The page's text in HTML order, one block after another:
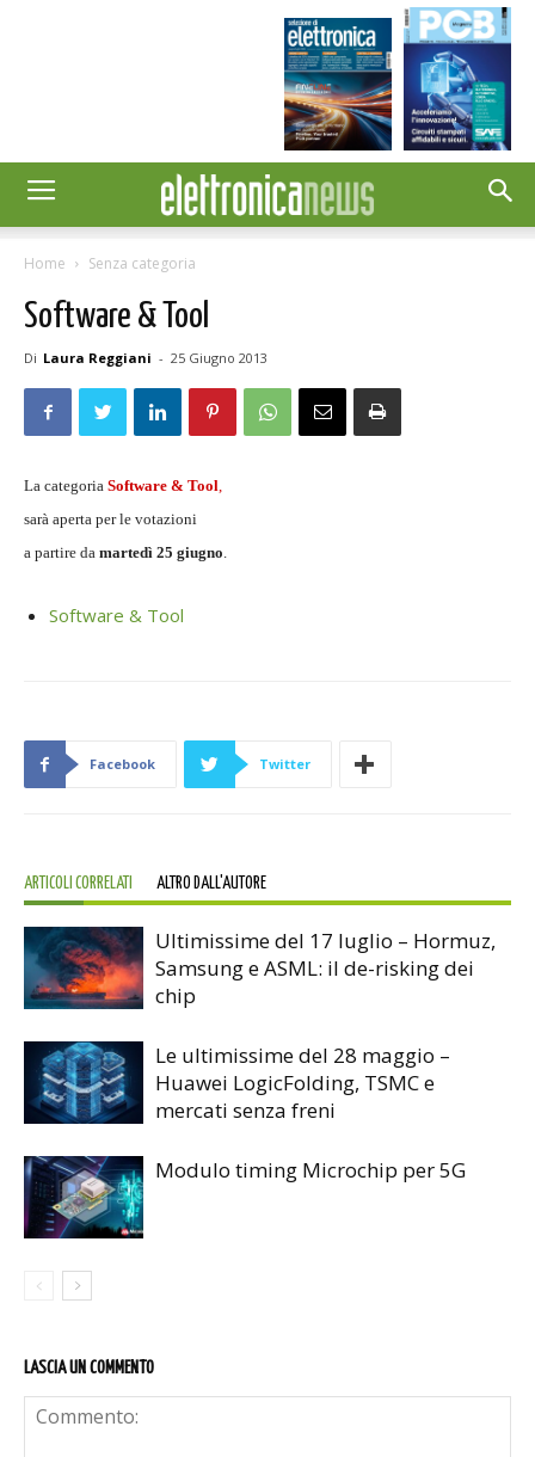
Home Senza categoria
Software & Tool
Di Laura Reggiani - 25 Giugno 2013
La categoria Software & Tool,
sarà aperta per le votazioni
a partire da martedì 25 giugno.
Software & Tool
Facebook Twitter
ARTICOLI CORRELATI ALTRO DALL'AUTORE
Ultimissime del 17 luglio – Hormuz,
Samsung e ASML: il de-risking dei
chip
Le ultimissime del 28 maggio –
Huawei LogicFolding, TSMC e
mercati senza freni
Modulo timing Microchip per 5G
LASCIA UN COMMENTO